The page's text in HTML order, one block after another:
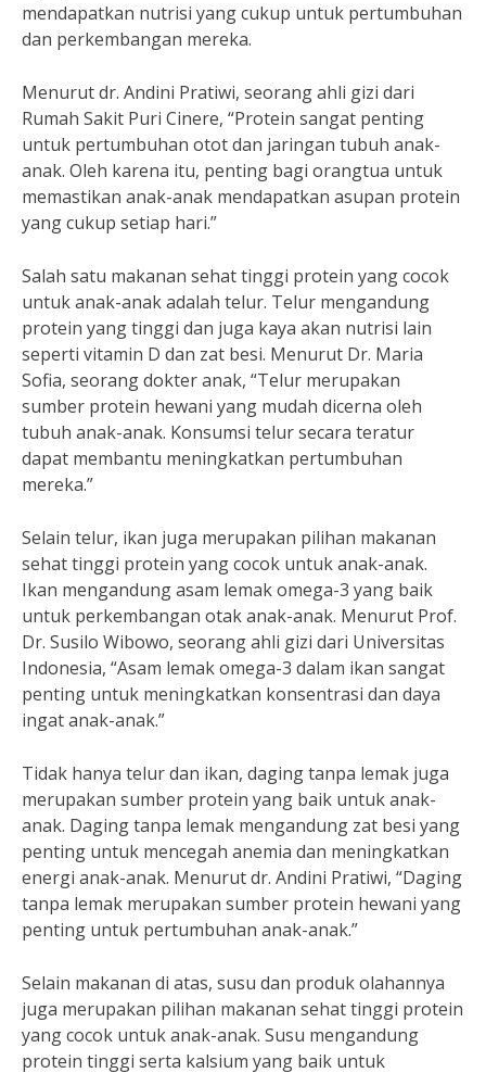
mendapatkan nutrisi yang cukup untuk pertumbuhan
dan perkembangan mereka.
Menurut dr. Andini Pratiwi, seorang ahli gizi dari
Rumah Sakit Puri Cinere, “Protein sangat penting
untuk pertumbuhan otot dan jaringan tubuh anak-
anak. Oleh karena itu, penting bagi orangtua untuk
memastikan anak-anak mendapatkan asupan protein
yang cukup setiap hari.”
Salah satu makanan sehat tinggi protein yang cocok
untuk anak-anak adalah telur. Telur mengandung
protein yang tinggi dan juga kaya akan nutrisi lain
seperti vitamin D dan zat besi. Menurut Dr. Maria
Sofia, seorang dokter anak, “Telur merupakan
sumber protein hewani yang mudah dicerna oleh
tubuh anak-anak. Konsumsi telur secara teratur
dapat membantu meningkatkan pertumbuhan
mereka.”
Selain telur, ikan juga merupakan pilihan makanan
sehat tinggi protein yang cocok untuk anak-anak.
Ikan mengandung asam lemak omega-3 yang baik
untuk perkembangan otak anak-anak. Menurut Prof.
Dr. Susilo Wibowo, seorang ahli gizi dari Universitas
Indonesia, “Asam lemak omega-3 dalam ikan sangat
penting untuk meningkatkan konsentrasi dan daya
ingat anak-anak.”
Tidak hanya telur dan ikan, daging tanpa lemak juga
merupakan sumber protein yang baik untuk anak-
anak. Daging tanpa lemak mengandung zat besi yang
penting untuk mencegah anemia dan meningkatkan
energi anak-anak. Menurut dr. Andini Pratiwi, “Daging
tanpa lemak merupakan sumber protein hewani yang
penting untuk pertumbuhan anak-anak.”
Selain makanan di atas, susu dan produk olahannya
juga merupakan pilihan makanan sehat tinggi protein
yang cocok untuk anak-anak. Susu mengandung
protein tinggi serta kalsium yang baik untuk